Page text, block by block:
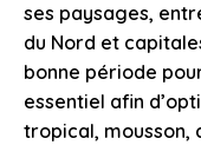
ses paysages,
du Nord et
bonne période
essentiel afin
tropical, mousson,